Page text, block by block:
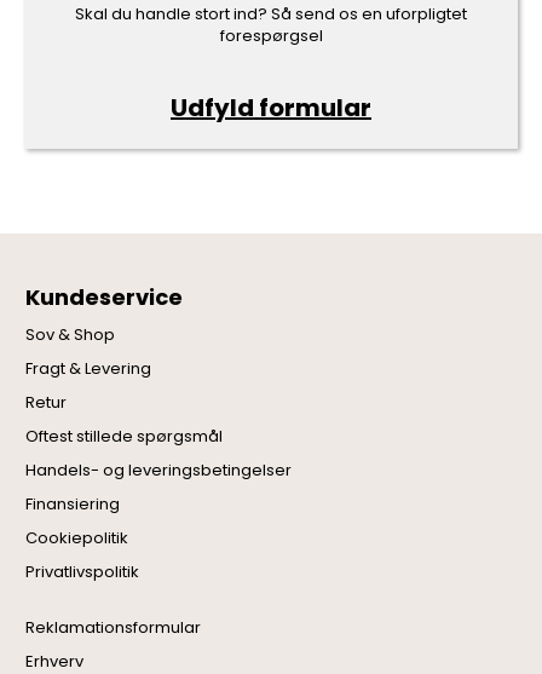
Skal du handle stort ind? Så send os en uforpligtet
forespørgsel
Udfyld formular
Kundeservice
Sov & Shop
Fragt & Levering
Retur
Oftest stillede spørgsmål
Handels- og leveringsbetingelser
Finansiering
Cookiepolitik
Privatlivspolitik
Reklamationsformular
Erhverv